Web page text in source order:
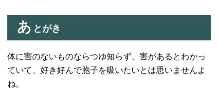
あ とがき
体に害のないものならつゆ知らず、害があるとわかっ
ていて、好き好んで胞子を吸いたいとは思いませんよ
ね。